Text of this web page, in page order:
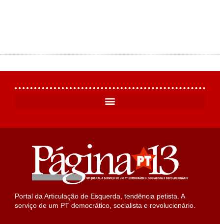
Portal da Articulação de Esquerda, tendência petista. A
serviço de um PT democrático, socialista e revolucionário.